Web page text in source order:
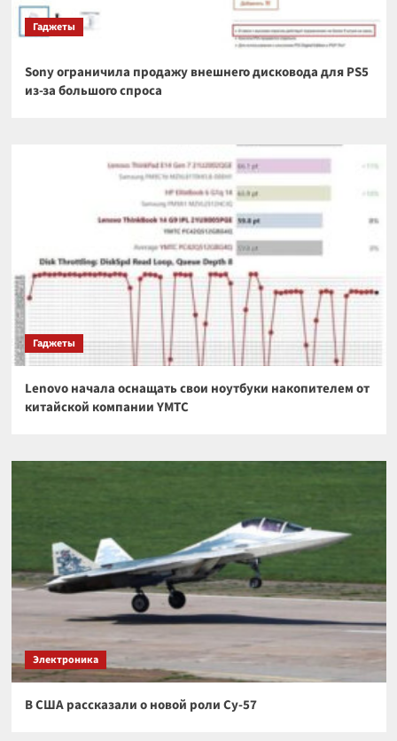
Гаджеты
Sony ограничила продажу внешнего дисковода для PS5
из-за большого спроса
Гаджеты
Lenovo начала оснащать свои ноутбуки накопителем от
китайской компании YMTC
Электроника
В США рассказали о новой роли Су-57